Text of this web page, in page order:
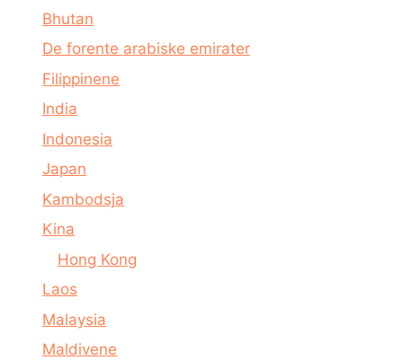
Bhutan
De forente arabiske emirater
Filippinene
India
Indonesia
Japan
Kambodsja
Kina
Hong Kong
Laos
Malaysia
Maldivene